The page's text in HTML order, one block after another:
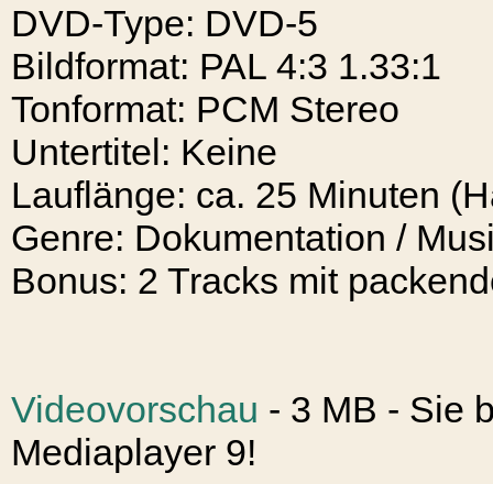
DVD-Type: DVD-5
Bildformat: PAL 4:3 1.33:1
Tonformat: PCM Stereo
Untertitel: Keine
Lauflänge: ca. 25 Minuten
Genre: Dokumentation /
Bonus: 2 Tracks mit
Videovorschau - 3 MB - Sie
Mediaplayer 9!